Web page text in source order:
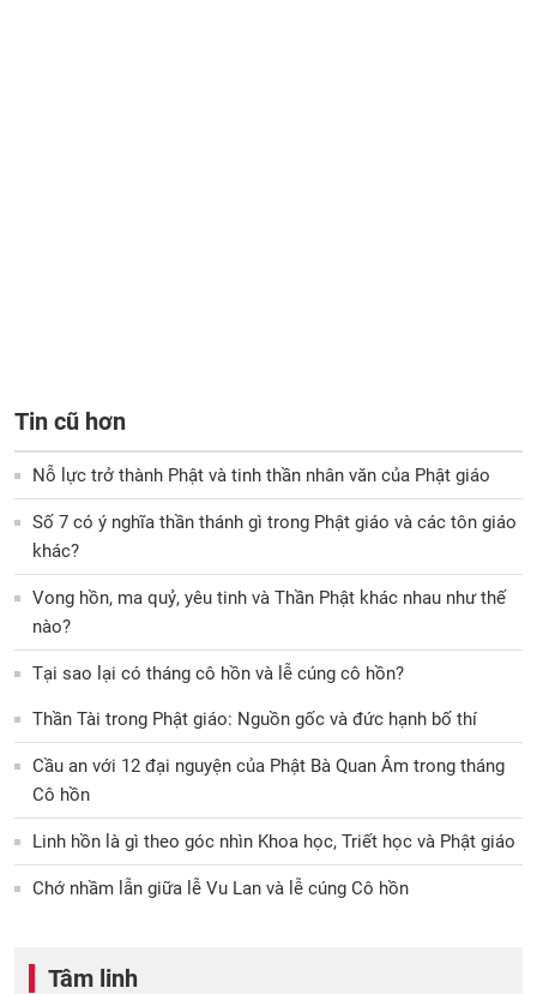
Tin cũ hơn
Nỗ lực trở thành Phật và tinh thần nhân văn của Phật giáo
Số 7 có ý nghĩa thần thánh gì trong Phật giáo và các tôn giáo
khác?
Vong hồn, ma quỷ, yêu tinh và Thần Phật khác nhau như thế
nào?
Tại sao lại có tháng cô hồn và lễ cúng cô hồn?
Thần Tài trong Phật giáo: Nguồn gốc và đức hạnh bố thí
Cầu an với 12 đại nguyện của Phật Bà Quan Âm trong tháng
Cô hồn
Linh hồn là gì theo góc nhìn Khoa học, Triết học và Phật giáo
Chớ nhầm lẫn giữa lễ Vu Lan và lễ cúng Cô hồn
Tâm linh